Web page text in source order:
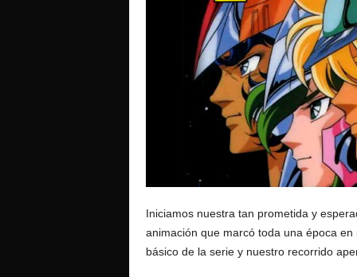
Iniciamos nuestra tan prometida y
animación que marcó toda una época en
básico de la serie y nuestro recorrido